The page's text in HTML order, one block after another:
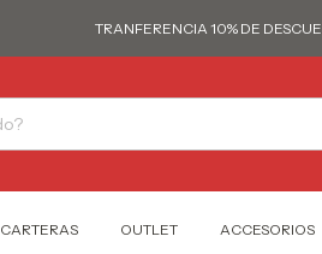
TRANFERENCIA 10% DE DESCUENTO
CARTERAS OUTLET ACCESORIOS